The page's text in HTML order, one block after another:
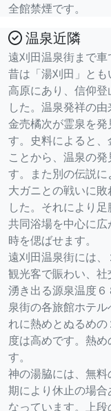
全館禁煙です。
温泉近隣
遠刈田温泉街まで車
昔は「湯刈田」と
高原にあり、信仰
した。温泉発祥の
金売橘次が霊泉を
す。史料によると
ことから、温泉の
す。また別の伝説
大ガニとの戦いに
した。それにより
共同浴場を中心に
時を偲ばせます。
遠刈田温泉街には
観光客で賑わい、
湧き出る源泉温度
泉街の各旅館ホテ
れに熱めとぬるめ
度は高めです。熱
す。
神の湯脇には、無
期により休止の場
なっています。上